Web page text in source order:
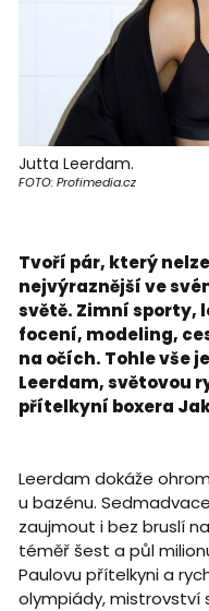
Jutta Leerdam.
FOTO: Profimedia.cz
Tvoří pár, který
nejvýraznější ve
světě. Zimní sporty,
focení, modeling,
na očích. Tohle vše
Leerdam, světovou
přítelkyní boxera
Leerdam dokáže
u bazénu.
zaujmout i bez bruslí
téměř šest a půl
Paulovu přítelkyni a
olympiády, mistrovství